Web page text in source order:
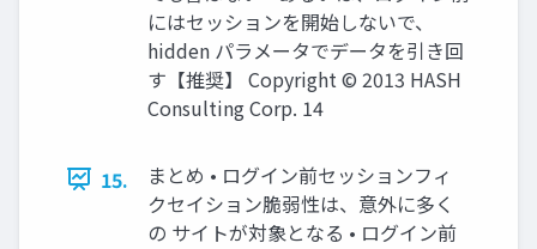
にはセッションを開始しないで、
hidden パラメータでデータを引き回
す【推奨】 Copyright © 2013 HASH
Consulting Corp. 14
15.
まとめ • ログイン前セッションフィ
クセイション脆弱性は、意外に多く
の サイトが対象となる • ログイン前